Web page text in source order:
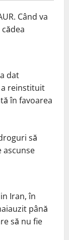
Când va
dat
reinstituit
în favoarea
să
ascunse
Iran, în
până
să nu fie